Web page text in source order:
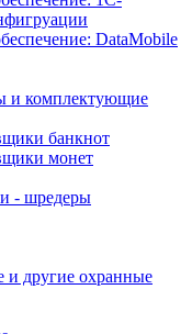
DataMobile
и комплектующие
банкнот
монет
- шредеры
и другие охранные